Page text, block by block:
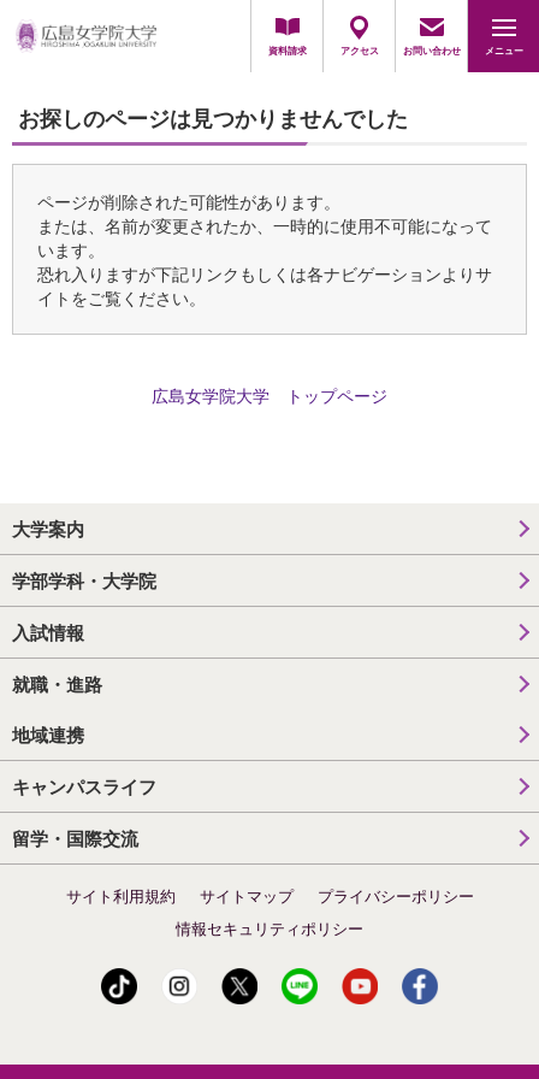
資料請求 アクセス お問い合わせ メニュー
お探しのページは見つかりませんでした
ページが削除された可能性があります。
または、名前が変更されたか、一時的に使用不可能になって
います。
恐れ入りますが下記リンクもしくは各ナビゲーションよりサ
イトをご覧ください。
広島女学院大学 トップページ
大学案内
学部学科・大学院
入試情報
就職・進路
地域連携
キャンパスライフ
留学・国際交流
サイト利用規約 サイトマップ
プライバシーポリシー
情報セキュリティポリシー